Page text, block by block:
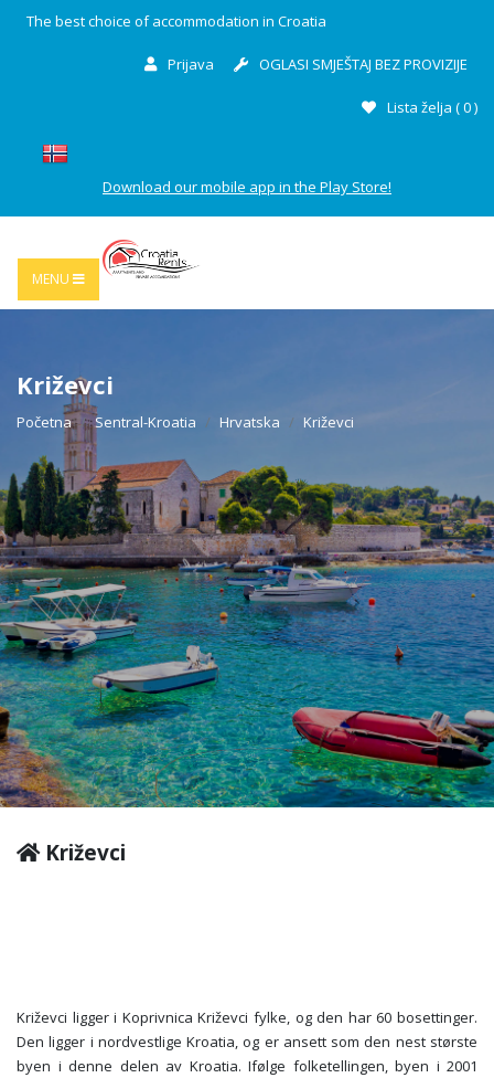
The best choice of accommodation in Croatia
Prijava OGLASI SMJEŠTAJ BEZ PROVIZIJE
Lista želja (0)
Download our mobile app in the Play Store!
MENU
Križevci
Početna Sentral-Kroatia Hrvatska Križevci
Križevci
Križevci ligger i Koprivnica Križevci fylke, og den har 60 bosettinger.
Den ligger i nordvestlige Kroatia, og er ansett som den nest største
byen i denne delen av Kroatia. Ifølge folketellingen, byen i 2001